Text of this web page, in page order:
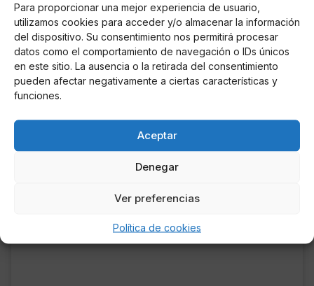
Para proporcionar una mejor experiencia de usuario,
utilizamos cookies para acceder y/o almacenar la información
del dispositivo. Su consentimiento nos permitirá procesar
datos como el comportamiento de navegación o IDs únicos
en este sitio. La ausencia o la retirada del consentimiento
pueden afectar negativamente a ciertas características y
funciones.
Aceptar
Denegar
Ver preferencias
Política de cookies
padre. Sucede que, en sus publicaciones de Instagram
y sus historias, fueron ellos quienes notaron que la
rubia no estaba bien y que estaba pasando por un mal
momento.De eso modo, al ellos notarlo, le dejaron a
Britney en los comentarios que si sentía que su vida
peligro, usara prendas amarillas como llamada de
hizo y gracias a ello, hoy tenemos una tendencia con
el #FreeBritney que está por devolverle la libertad a la